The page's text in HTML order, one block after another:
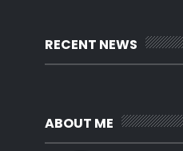
RECENT NEWS
ABOUT ME